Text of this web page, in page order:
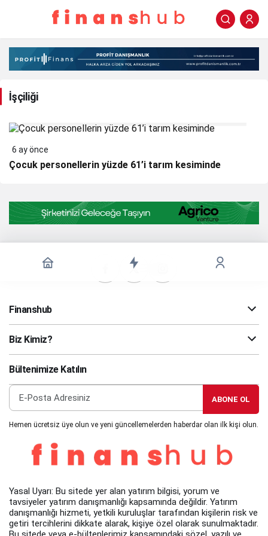
İşçiliği
Haberleri
İşçiliği
6 ay önce
Çocuk personellerin yüzde 61’i tarım kesiminde
Finanshub
Biz Kimiz?
Bültenimize Katılın
ABONE OL
Hemen ücretsiz üye olun ve yeni güncellemelerden haberdar olan ilk kişi olun.
Yasal Uyarı: Bu sitede yer alan yatırım bilgisi, yorum ve
tavsiyeler yatırım danışmanlığı kapsamında değildir. Yatırım
danışmanlığı hizmeti, yetkili kuruluşlar tarafından kişilerin risk ve
getiri tercihlerini dikkate alarak, kişiye özel olarak sunulmaktadır.